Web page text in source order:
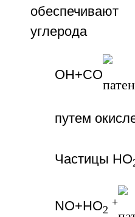
углерода
ОН+СО
путем
Частицы НО
NO+HO2
+